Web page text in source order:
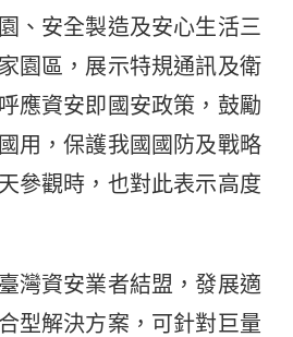
、安全製造及安心生活三
園區，展示特規通訊及衛
應資安即國安政策，鼓勵
用，保護我國國防及戰略
參觀時，也對此表示高度
灣資安業者結盟，發展適
型解決方案，可針對巨量